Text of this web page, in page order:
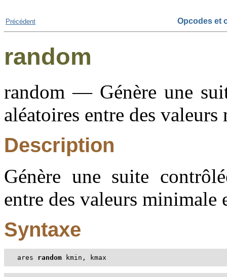
Précédent Opcodes et
random
random — Génère une
aléatoires entre des
Description
Génère une suite
entre des valeurs minimale
Syntaxe
ares random kmin, kmax